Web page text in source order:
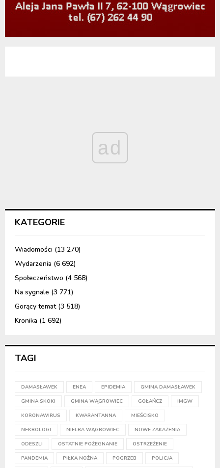
ad
KATEGORIE
Wiadomości (13 270)
Wydarzenia (6 692)
Społeczeństwo (4 568)
Na sygnale (3 771)
Gorący temat(3 518)
Kronika (1 692)
TAGI
DAMASŁAWEK ENEA EPIDEMIA GMINA DAMASŁAWEK
GMINA SKOKI GMINA WĄGROWIEC GOŁAŃCZ IMGW
KORONAWIRUS KWARANTANNA MIEŚCISKO
NEKROLOGI NIELBA WĄGROWIEC NOWE ZAKAŻENIA
ODESZLI OSTATNIE POŻEGNANIE OSTRZEŻENIE
PANDEMIA PIŁKA NOŻNA POGRZEB POLICJA